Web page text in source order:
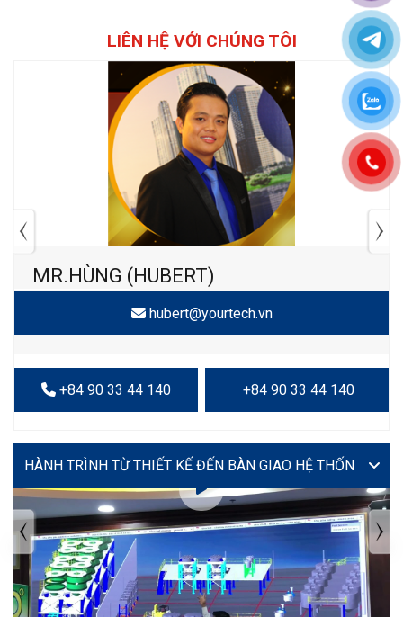
LIÊN HỆ VỚI CHÚNG TÔI
MR.HÙNG (HUBERT)
hubert@yourtech.vn
+84 90 33 44 140 +84 90 33 44 140
VIDEO
TIN TỨC MỚI NHẤT
Tuyển dụng: Nhân viên KẾ TOÁN